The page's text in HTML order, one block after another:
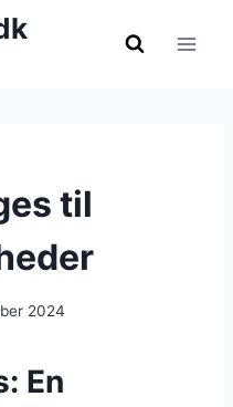
til
2024
En